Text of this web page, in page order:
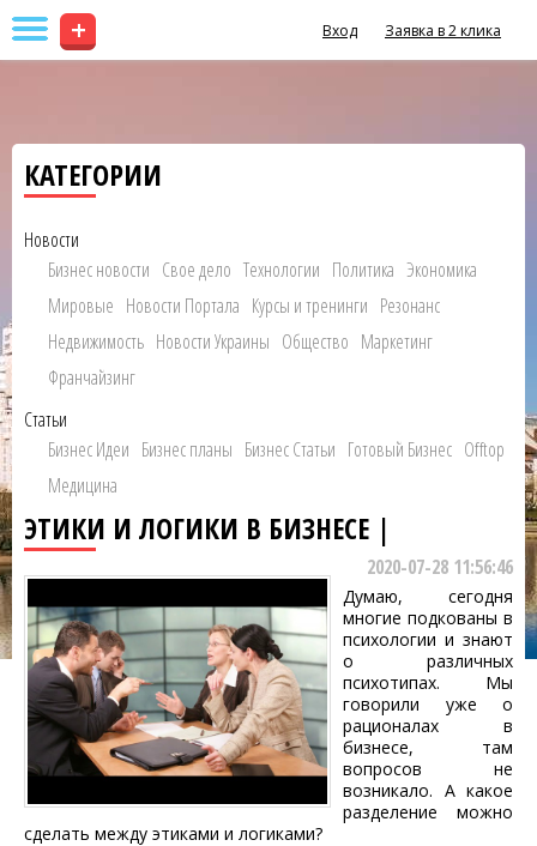
+ Вход Заявка в 2 клика
КАТЕГОРИИ
Новости
Бизнес новости Свое дело Технологии Политика Экономика
Мировые Новости Портала Курсы и тренинги Резонанс
Недвижимость Новости Украины Общество Маркетинг
Франчайзинг
Статьи
Бизнес Идеи Бизнес планы Бизнес Статьи Готовый Бизнес Offtop
Медицина
ЭТИКИ И ЛОГИКИ В БИЗНЕСЕ |
2020-07-28 11:56:46
Думаю, сегодня
многие подкованы в
психологии и знают
о различных
психотипах. Мы
говорили уже о
рационалах в
бизнесе, там
вопросов не
возникало. А какое
разделение можно
сделать между этиками и логиками?